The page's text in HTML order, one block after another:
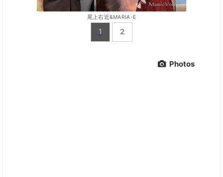
尾上右近&MARIA-E
1 2
Photos